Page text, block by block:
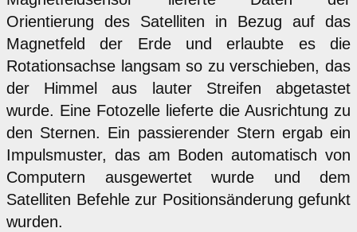
Orientierung des Satelliten in Bezug auf das
Magnetfeld der Erde und erlaubte es die
Rotationsachse langsam so zu verschieben, das
der Himmel aus lauter Streifen abgetastet
wurde. Eine Fotozelle lieferte die Ausrichtung zu
den Sternen. Ein passierender Stern ergab ein
Impulsmuster, das am Boden automatisch von
Computern ausgewertet wurde und dem
Satelliten Befehle zur Positionsänderung gefunkt
wurden.